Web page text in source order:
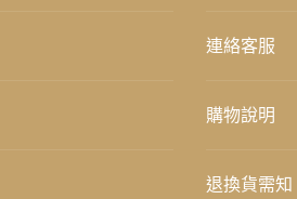
連絡客服
購物說明
退換貨需知